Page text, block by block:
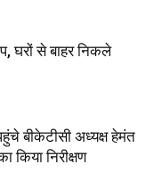
घरों से बाहर निकले
बीकेटीसी अध्यक्ष हेमंत
किया निरीक्षण